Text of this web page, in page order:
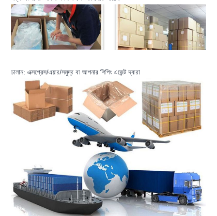
চালান: এক্সপ্রেস/এয়ার/সমুদ্র বা আপনার শিপিং এজেন্ট দ্বারা